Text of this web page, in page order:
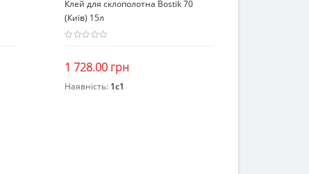
Клей для склополотна Bostik 70
(Київ) 15л
1 728.00 грн
Наявність: 1c1